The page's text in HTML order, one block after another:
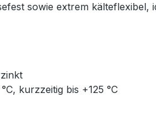
sowie extrem
kurzzeitig bis +125 °C